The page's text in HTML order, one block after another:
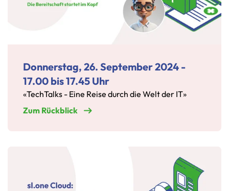
Donnerstag, 26. September 2024 -
17.00 bis 17.45 Uhr
«TechTalks - Eine Reise durch die Welt der IT»
Zum Rückblick